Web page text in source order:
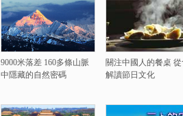
9000米落差 160多條山脈
中隱藏的自然密碼
關注中國人的餐桌
解讀節日文化